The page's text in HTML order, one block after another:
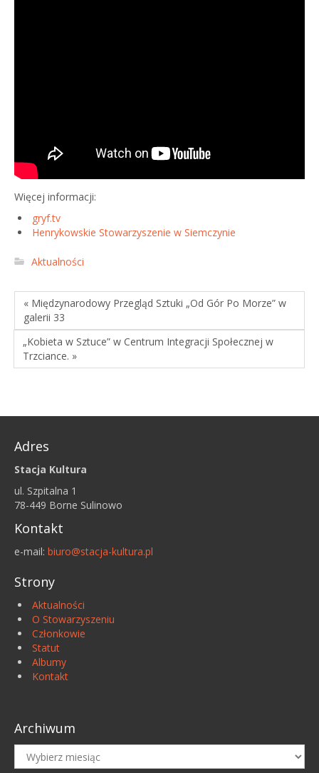
Więcej informacji:
gryf.tv
Henrykowskie Stowarzyszenie w Siemczynie
Aktualności
« Międzynarodowy Przegląd Sztuki „Od Gór Po Morze” w
galerii 33
„Kobieta w Sztuce” w Centrum Integracji Społecznej w
Trzciance. »
Adres
Stacja Kultura
ul. Szpitalna 1
78-449 Borne Sulinowo
Kontakt
e-mail: biuro@stacja-kultura.pl
Strony
Aktualności
O Stowarzyszeniu
Członkowie
Statut
Albumy
Kontakt
Archiwum
Archiwum